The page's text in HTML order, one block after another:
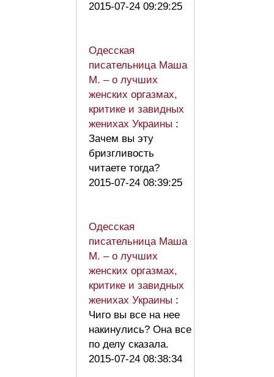
2015-07-24 09:29:25
Одесская
писательница Маша
М. – о лучших
женских оргазмах,
критике и завидных
женихах Украины :
Зачем вы эту
бризгливость
читаете тогда?
2015-07-24 08:39:25
Одесская
писательница Маша
М. – о лучших
женских оргазмах,
критике и завидных
женихах Украины :
Чиго вы все на нее
накинулись? Она все
по делу сказала.
2015-07-24 08:38:34